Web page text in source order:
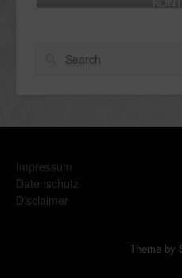
Search
Impressum
Datenschutz
Disclaimer
Theme by